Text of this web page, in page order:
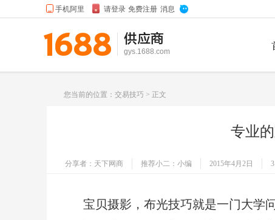
供应商
gys.1688.com
您当前的位置： 交易技巧 > 正文
专业
分享者：天下网商 推荐小二：小编 2015年4月2日
宝贝摄影，布光技巧就是一门大学